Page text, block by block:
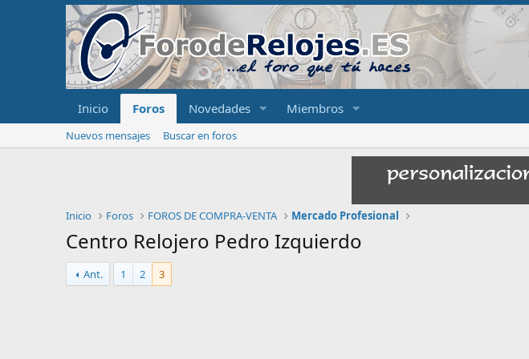
Inicio Foros Novedades Miembros
Nuevos mensajes Buscar en foros
Inicio Foros FOROS DE COMPRA-VENTA Mercado Profesional
Centro Relojero Pedro Izquierdo
Ant. 1 2 3